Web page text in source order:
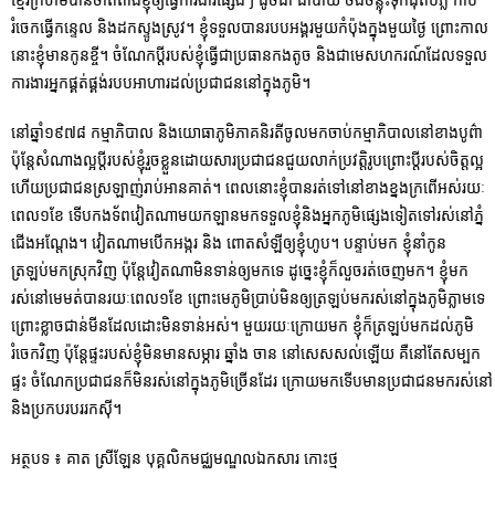
រំចេកធ្វើកន្ទេល និងដកស្ទូងស្រូវ។ ខ្ញុំទទួលបានរបបអង្គរមួយកំប៉ុងក្នុងមួយថ្ងៃ ព្រោះកាល
នោះខ្ញុំមានកូនខ្ចី។ ចំណែកប្ដីរបស់ខ្ញុំធ្វើជាប្រធានកងតូច និងជាមេសហករណ៍ដែលទទួល
ការងារអ្នកផ្គត់ផ្គង់របបអាហារដល់ប្រជាជននៅក្នុងភូមិ។
នៅឆ្នាំ១៩៧៨ កម្មាភិបាល និងយោធាភូមិភាគនិរតីចូលមកចាប់កម្មាភិបាលនៅខាងបូព៌ា
ប៉ុន្តែសំណាងល្អប្ដីរបស់ខ្ញុំរួចខ្លួនដោយសារប្រជាជនជួយលាក់ប្រវត្តិរូបព្រោះប្តីរបស់ចិត្តល្អ
ហើយប្រជាជនស្រឡាញ់រាប់អានគាត់។ ពេលនោះខ្ញុំបានរត់ទៅនៅខាងខ្នងក្រពើអស់រយៈ
ពេល១ខែ ទើបកងទ័ពវៀតណាមយកឡានមកទទួលខ្ញុំនិងអ្នកភូមិផ្សេងទៀតទៅរស់នៅភ្នំ
ជើងអណ្ដែង។ វៀតណាមបើកអង្ករ និង ពោតសំឡីឲ្យខ្ញុំហូប។ បន្ទាប់មក ខ្ញុំនាំកូន
ត្រឡប់មកស្រុកវិញ ប៉ុន្តែវៀតណាមិនទាន់ឲ្យមកទេ ដូច្នេះខ្ញុំក៏លួចរត់ចេញមក។ ខ្ញុំមក
រស់នៅមេមត់បានរយៈពេល១ខែ ព្រោះមេភូមិប្រាប់មិនឲ្យត្រឡប់មករស់នៅក្នុងភូមិភ្លាមទេ
ព្រោះខ្លាចជាន់មីនដែលដោះមិនទាន់អស់។ មួយរយៈក្រោយមក ខ្ញុំក៏ត្រឡប់មកដល់ភូមិ
រំចេកវិញ ប៉ុន្តែផ្ទះរបស់ខ្ញុំមិនមានសម្ភារ ឆ្នាំង ចាន នៅសេសសល់ឡើយ គឺនៅតែសម្បក
ផ្ទះ ចំណែកប្រជាជនក៏មិនរស់នៅក្នុងភូមិច្រើនដែរ ក្រោយមកទើបមានប្រជាជនមករស់នៅ
និងប្រកបរបររកស៊ី។
អត្ថបទ ៖ គាត ស្រីឡែន បុគ្គលិកមជ្ឈមណ្ឌលឯកសារ កោះថ្ម